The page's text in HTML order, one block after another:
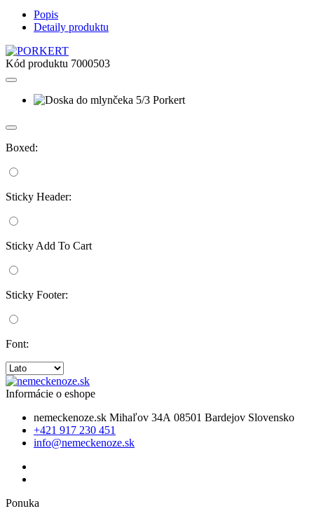
Popis
Detaily produktu
Kód produktu 7000503
Boxed:
Sticky Header:
Sticky Add To Cart
Sticky Footer:
Font:
Informácie o eshope
nemeckenoze.sk Mihaľov 34A 08501 Bardejov Slovensko
+421 917 230 451
info@nemeckenoze.sk
Ponuka